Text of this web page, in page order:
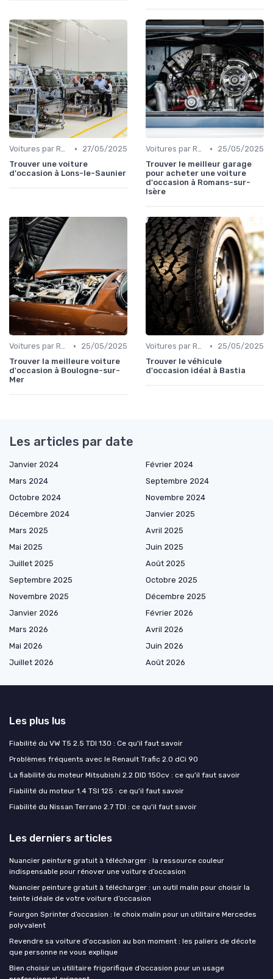
Voitures par Région •
27/05/2025
Trouver une voiture
d'occasion à Lons-le-Saunier
Voitures par Région •
25/05/2025
Trouver le meilleur garage
pour acheter une voiture
d'occasion à Romans-sur-
Isère
Voitures par Région •
25/05/2025
Trouver la meilleure voiture
d'occasion à Boulogne-sur-
Mer
Voitures par Région •
25/05/2025
Trouver le véhicule
d'occasion idéal à Bastia
Les articles par date
Janvier 2024
Février 2024
Mars 2024
Septembre 2024
Octobre 2024
Novembre 2024
Décembre 2024
Janvier 2025
Mars 2025
Avril 2025
Mai 2025
Juin 2025
Juillet 2025
Août 2025
Septembre 2025
Octobre 2025
Novembre 2025
Décembre 2025
Janvier 2026
Février 2026
Mars 2026
Avril 2026
Mai 2026
Juin 2026
Juillet 2026
Août 2026
Les plus lus
Fiabilité du VW T5 2.5 TDI 130 : Ce qu'il faut savoir
Problèmes fréquents avec le Renault Trafic 2.0 dCi 90
La fiabilité du moteur Mitsubishi 2.2 DID 150cv : ce qu'il faut savoir
Fiabilité du moteur 1.4 TSI 125 : ce qu'il faut savoir
Fiabilité du Nissan Terrano 2.7 TDI : ce qu'il faut savoir
Les derniers articles
Nuancier peinture gratuit à télécharger : la ressource couleur
indispensable pour rénover une voiture d’occasion
Nuancier peinture gratuit à télécharger : un outil malin pour choisir la
teinte idéale de votre voiture d’occasion
Fourgon Sprinter d’occasion : le choix malin pour un utilitaire Mercedes
polyvalent
Revendre sa voiture d'occasion au bon moment : les paliers de décote
que personne ne vous explique
Bien choisir un utilitaire frigorifique d’occasion pour un usage